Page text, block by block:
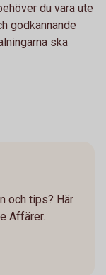
du vara ute
godkännande
ska
och tips? Här
Affärer.